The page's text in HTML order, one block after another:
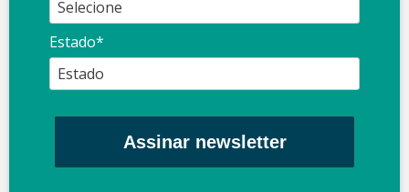
Estado*
Assinar newsletter